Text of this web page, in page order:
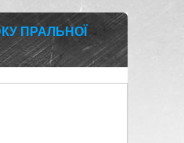
ПРАЛЬНОЇ